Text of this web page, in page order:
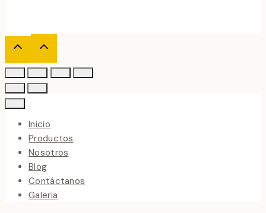
Inicio
Productos
Nosotros
Blog
Contáctanos
Galeria